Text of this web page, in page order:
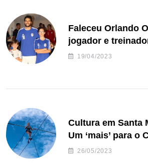
Faleceu Orlando
jogador e
de andebol do
19/04/2023
Cultura em Santa
Um ‘mais’ para o
26/05/2023